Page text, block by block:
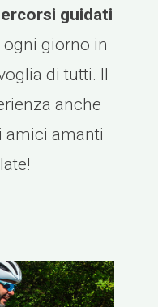
guidati
giorno in
di tutti. Il
anche
amici amanti